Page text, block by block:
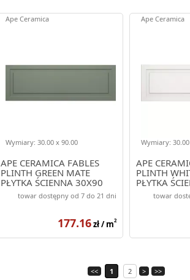
APE CERAMICA FABLES
PLINTH GREEN MATE
PŁYTKA ŚCIENNA 30X90
Wymiary: 30.00 x 90.00
Ape Ceramica
towar dostępny od 7 do 21 dni
177.16zł / m2
APE
PLINTH
PŁYTKA
Wymiary:
Ape Ceramica
towar
<< 1 2 > >>